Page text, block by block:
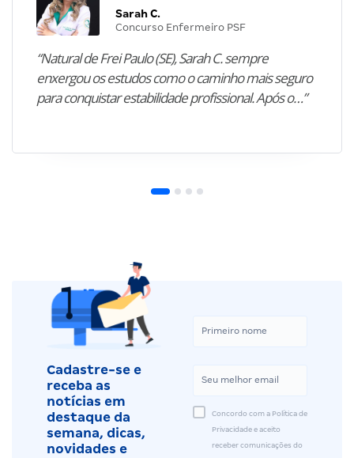
Sarah C.
Concurso Enfermeiro PSF
“Natural de Frei Paulo (SE), Sarah C. sempre
enxergou os estudos como o caminho mais seguro
para conquistar estabilidade profissional. Após o…”
Cadastre-se e
receba as
notícias em
destaque da
semana, dicas,
novidades e
Concordo com a Política de
Privacidade e aceito
receber comunicações do